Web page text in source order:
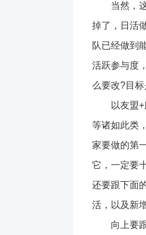
当然，
掉了，日活
队已经做到
活跃参与度
么要改?目
以友盟
等诸如此类
家要做的第
它，一定要
还要跟下面
活，以及新
向上要